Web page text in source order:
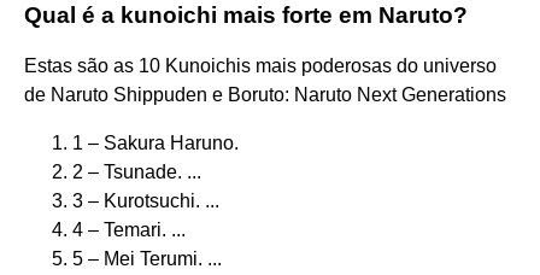
Qual é a kunoichi mais forte em Naruto?
Estas são as 10 Kunoichis mais poderosas do universo
de Naruto Shippuden e Boruto: Naruto Next Generations
1 – Sakura Haruno.
2 – Tsunade. ...
3 – Kurotsuchi. ...
4 – Temari. ...
5 – Mei Terumi. ...